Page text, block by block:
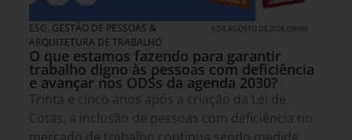
ESG, GESTÃO DE PESSOAS &
ARQUITETURA DE TRABALHO
6 DE AGOSTO DE 2026 08H00
O que estamos fazendo para garantir
trabalho digno às pessoas com deficiência
e avançar nos ODSs da agenda 2030?
Trinta e cinco anos após a criação da Lei de
Cotas, a inclusão de pessoas com deficiência no